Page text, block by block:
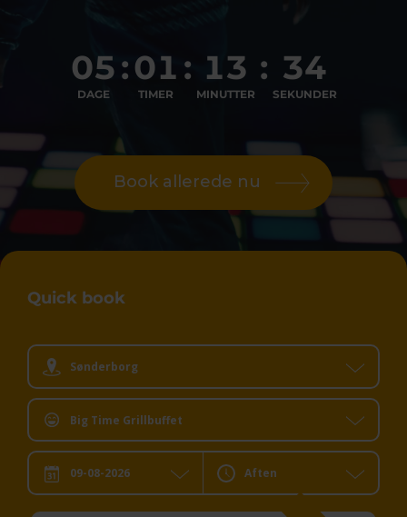
05
DAGE
:01
TIMER
: 13
MINUTTER
: 33
SEKUNDER
Book allerede nu
Quick book
Sønderborg
Big Time Grillbuffet
Dato: Dit valg:
Aften